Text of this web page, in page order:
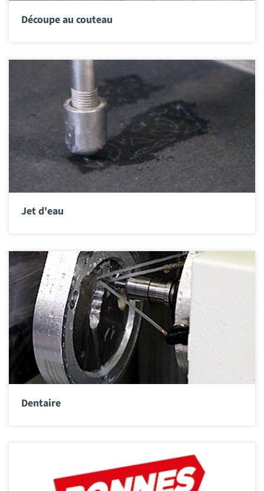
Découpe au couteau
Jet d'eau
Dentaire